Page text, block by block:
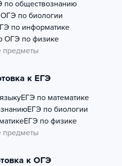
по обществознанию
ОГЭ по биологии
по информатике
ОГЭ по физике
предметы
к ЕГЭ
ЕГЭ по математике
ЕГЭ по биологии
ЕГЭ по физике
предметы
к ОГЭ